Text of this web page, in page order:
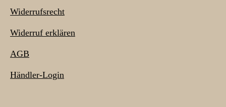
Widerrufsrecht
Widerruf erklären
AGB
Händler-Login